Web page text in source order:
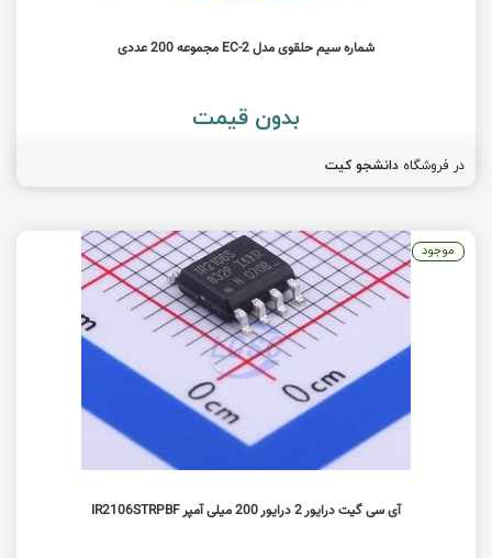
شماره سیم حلقوی مدل EC-2 مجموعه 200 عددی
بدون قیمت
در فروشگاه دانشجو کیت
آی سی گیت درایور 2 درایور 200 میلی آمپر IR2106STRPBF
موجود